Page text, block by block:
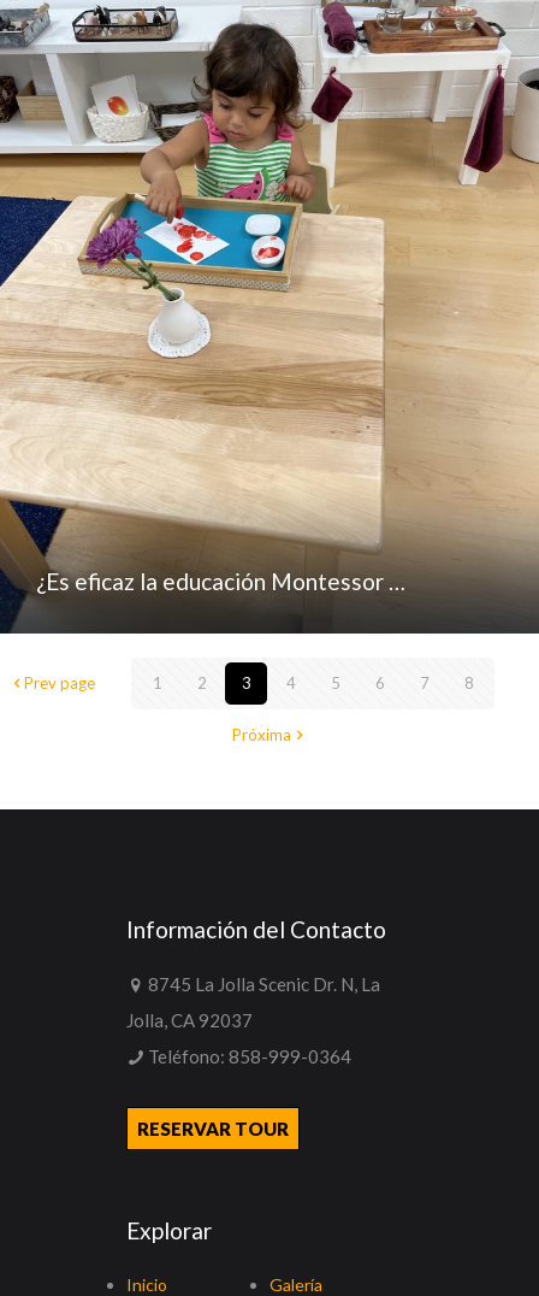
¿Es eficaz la educación Montessor …
Prev page 1 2 3 4 5 6 7 8
Próxima
Información del Contacto
8745 La Jolla Scenic Dr. N, La
Jolla, CA 92037
Teléfono: 858-999-0364
RESERVAR TOUR
Explorar
Inicio
Galería